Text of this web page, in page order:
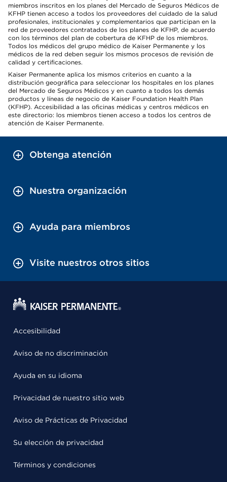
miembros inscritos en los planes del Mercado de Seguros Médicos de
KFHP tienen acceso a todos los proveedores del cuidado de la salud
profesionales, institucionales y complementarios que participan en la
red de proveedores contratados de los planes de KFHP, de acuerdo
con los términos del plan de cobertura de KFHP de los miembros.
Todos los médicos del grupo médico de Kaiser Permanente y los
médicos de la red deben seguir los mismos procesos de revisión de
calidad y certificaciones.
Kaiser Permanente aplica los mismos criterios en cuanto a la
distribución geográfica para seleccionar los hospitales en los planes
del Mercado de Seguros Médicos y en cuanto a todos los demás
productos y líneas de negocio de Kaiser Foundation Health Plan
(KFHP). Accesibilidad a las oficinas médicas y centros médicos en
este directorio: los miembros tienen acceso a todos los centros de
atención de Kaiser Permanente.
Obtenga atención
Nuestra organización
Ayuda para miembros
Visite nuestros otros sitios
Accesibilidad
Aviso de no discriminación
Ayuda en su idioma
Privacidad de nuestro sitio web
Aviso de Prácticas de Privacidad
Su elección de privacidad
Términos y condiciones